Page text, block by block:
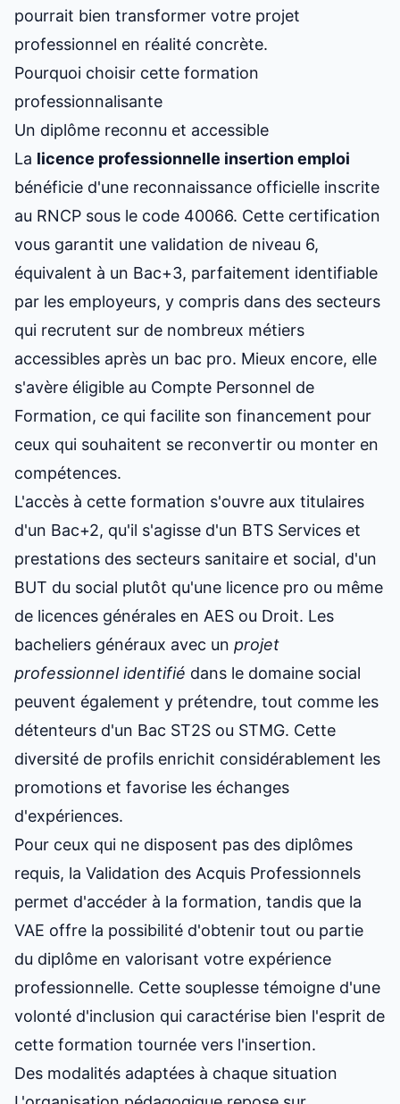
pourrait bien transformer votre projet
professionnel en réalité concrète.
Pourquoi choisir cette formation
professionnalisante
Un diplôme reconnu et accessible
La licence professionnelle insertion emploi
bénéficie d'une reconnaissance officielle inscrite
au RNCP sous le code 40066. Cette certification
vous garantit une validation de niveau 6,
équivalent à un Bac+3, parfaitement identifiable
par les employeurs, y compris dans des secteurs
qui recrutent sur de nombreux métiers
accessibles après un bac pro. Mieux encore, elle
s'avère éligible au Compte Personnel de
Formation, ce qui facilite son financement pour
ceux qui souhaitent se reconvertir ou monter en
compétences.
L'accès à cette formation s'ouvre aux titulaires
d'un Bac+2, qu'il s'agisse d'un BTS Services et
prestations des secteurs sanitaire et social, d'un
BUT du social plutôt qu'une licence pro ou même
de licences générales en AES ou Droit. Les
bacheliers généraux avec un projet
professionnel identifié dans le domaine social
peuvent également y prétendre, tout comme les
détenteurs d'un Bac ST2S ou STMG. Cette
diversité de profils enrichit considérablement les
promotions et favorise les échanges
d'expériences.
Pour ceux qui ne disposent pas des diplômes
requis, la Validation des Acquis Professionnels
permet d'accéder à la formation, tandis que la
VAE offre la possibilité d'obtenir tout ou partie
du diplôme en valorisant votre expérience
professionnelle. Cette souplesse témoigne d'une
volonté d'inclusion qui caractérise bien l'esprit de
cette formation tournée vers l'insertion.
Des modalités adaptées à chaque situation